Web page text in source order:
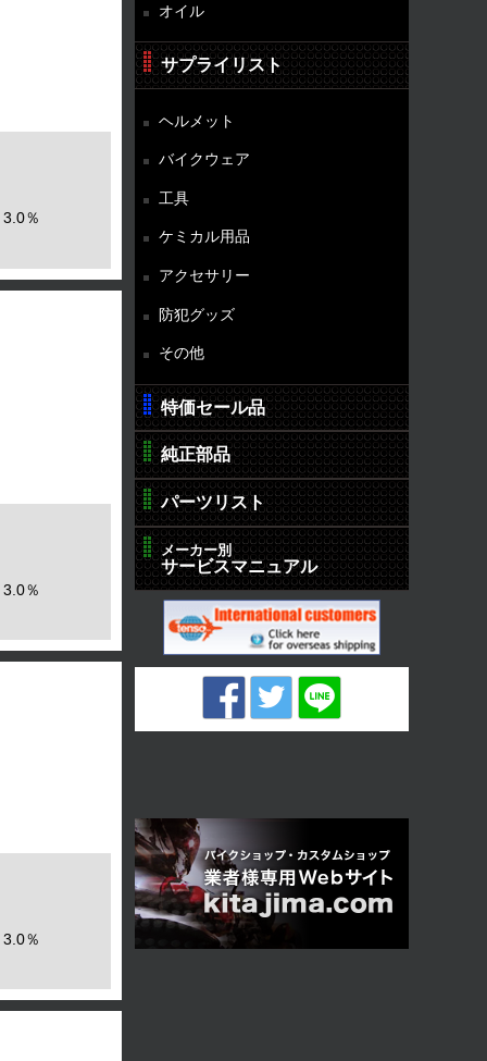
％
％
％
オイル
サプライリスト
ヘルメット
バイクウェア
工具
ケミカル用品
アクセサリー
防犯グッズ
その他
特価セール品
純正部品
パーツリスト
メーカー別
サービスマニュアル